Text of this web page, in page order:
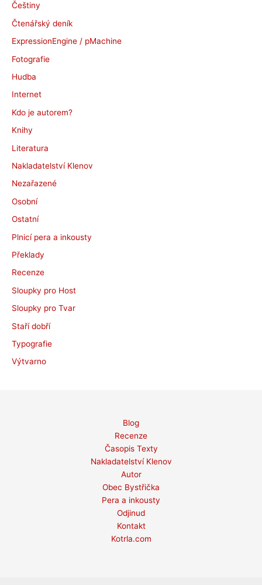
Češtiny
Čtenářský deník
ExpressionEngine / pMachine
Fotografie
Hudba
Internet
Kdo je autorem?
Knihy
Literatura
Nakladatelství Klenov
Nezařazené
Osobní
Ostatní
Plnicí pera a inkousty
Překlady
Recenze
Sloupky pro Host
Sloupky pro Tvar
Staří dobří
Typografie
Výtvarno
Blog
Recenze
Časopis Texty
Nakladatelství Klenov
Autor
Obec Bystřička
Pera a inkousty
Odjinud
Kontakt
Kotrla.com